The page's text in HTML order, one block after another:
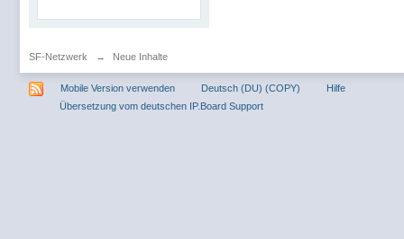
SF-Netzwerk → Neue Inhalte
Mobile Version verwenden Deutsch (DU) (COPY)
Hilfe
Übersetzung vom deutschen IP.Board Support